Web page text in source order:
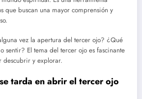
que buscan una mayor comprensión y
vez la apertura del tercer ojo? ¿Qué
sentir? El tema del tercer ojo es fascinante
descubrir y explorar.
tarda en abrir el tercer ojo